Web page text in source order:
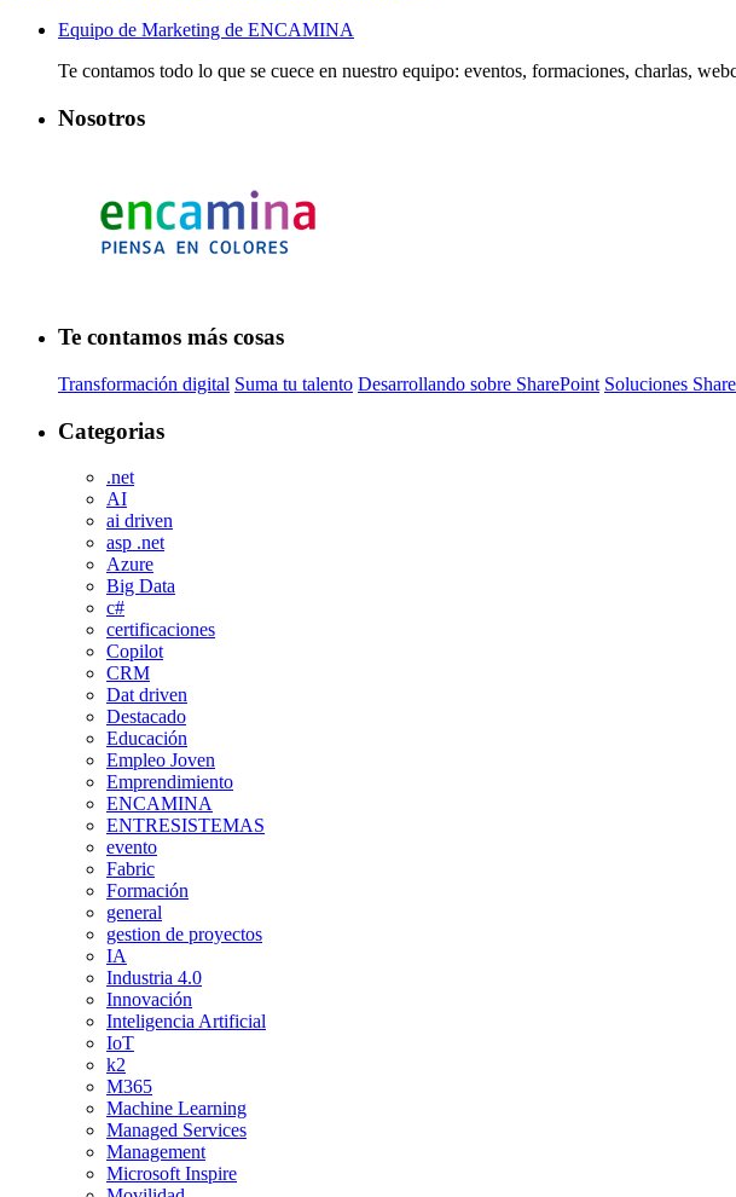
Equipo de Marketing de ENCAMINA
Te contamos todo lo que se cuece en nuestro equipo: eventos, formaciones, charlas,
Nosotros
Te contamos más cosas
Transformación digital Suma tu talento Desarrollando sobre SharePoint Soluciones
Categorias
.net
AI
ai driven
asp .net
Azure
Big Data
c#
certificaciones
Copilot
CRM
Dat driven
Destacado
Educación
Empleo Joven
Emprendimiento
ENCAMINA
ENTRESISTEMAS
evento
Fabric
Formación
general
gestion de proyectos
IA
Industria 4.0
Innovación
Inteligencia Artificial
IoT
k2
M365
Machine Learning
Managed Services
Management
Microsoft Inspire